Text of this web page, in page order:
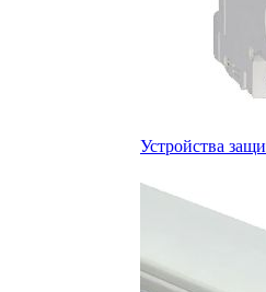
Устройства